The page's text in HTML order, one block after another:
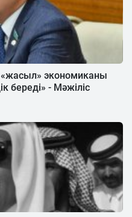
«жасыл» экономиканы
береді» - Мәжіліс